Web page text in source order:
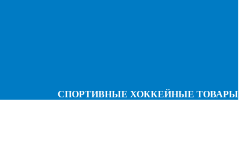
СПОРТИВНЫЕ ХОККЕЙНЫЕ ТОВАРЫ